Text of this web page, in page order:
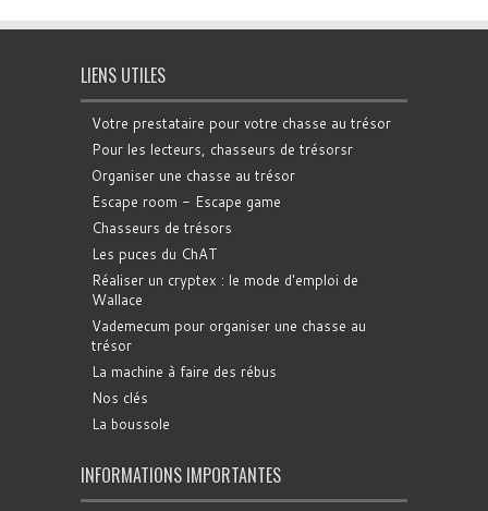
LIENS UTILES
Votre prestataire pour votre chasse au trésor
Pour les lecteurs, chasseurs de trésorsr
Organiser une chasse au trésor
Escape room - Escape game
Chasseurs de trésors
Les puces du ChAT
Réaliser un cryptex : le mode d'emploi de
Wallace
Vademecum pour organiser une chasse au
trésor
La machine à faire des rébus
Nos clés
La boussole
INFORMATIONS IMPORTANTES